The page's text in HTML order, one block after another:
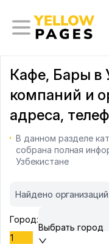
Кафе, Бары в
компаний и
адреса,
В данном разделе
собрана полная
Узбекистане
Найдено
Город:
Выбрать город
1